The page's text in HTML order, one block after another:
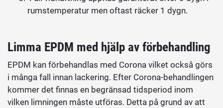
rumstemperatur men oftast räcker 1 dygn.
Limma EPDM med hjälp av förbehandling
EPDM kan förbehandlas med Corona vilket också görs
i många fall innan lackering. Efter Corona-behandlingen
kommer det finnas en begränsad tidsperiod inom
vilken limningen måste utföras. Detta på grund av att